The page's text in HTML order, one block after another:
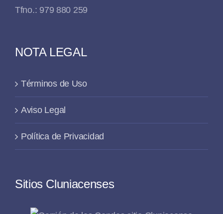
Tfno.: 979 880 259
NOTA LEGAL
Términos de Uso
Aviso Legal
Política de Privacidad
Sitios Cluniacenses